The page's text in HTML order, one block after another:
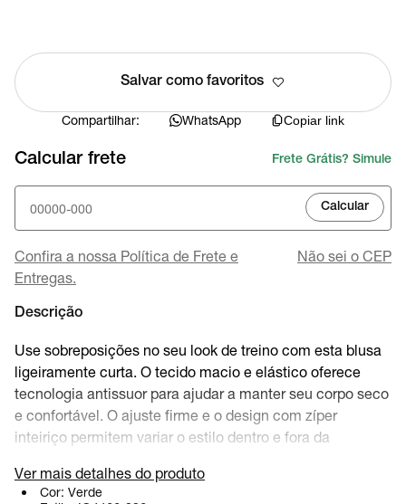
Salvar como favoritos
Compartilhar: WhatsApp Copiar link
Calcular frete Frete Grátis? Simule
Calcular
Confira a nossa Política de Frete e
Entregas.
Não sei o CEP
Descrição
Use sobreposições no seu look de treino com esta blusa
ligeiramente curta. O tecido macio e elástico oferece
tecnologia antissuor para ajudar a manter seu corpo seco
e confortável. O ajuste firme e o design com zíper
inteiriço permitem variar o estilo dentro e fora da
Benefícios
Ver mais detalhes do produto
Cor: Verde